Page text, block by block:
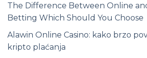
The Difference Between Online
Betting Which Should You Choose
Alawin Online Casino: kako brzo
kripto plaćanja